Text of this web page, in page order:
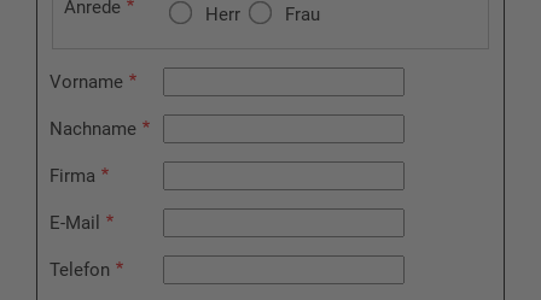
Anrede Herr Frau
Vorname
Nachname
Firma
E-Mail
Telefon